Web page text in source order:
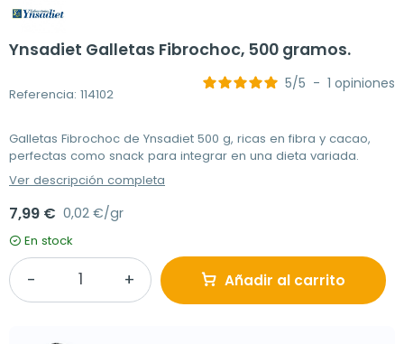
Ynsadiet Galletas Fibrochoc, 500 gramos.
Referencia: 114102
5/5 - 1 opiniones
Galletas Fibrochoc de Ynsadiet 500 g, ricas en fibra y cacao,
perfectas como snack para integrar en una dieta variada.
Ver descripción completa
7,99 € 0,02 €/gr
En stock
Añadir al carrito